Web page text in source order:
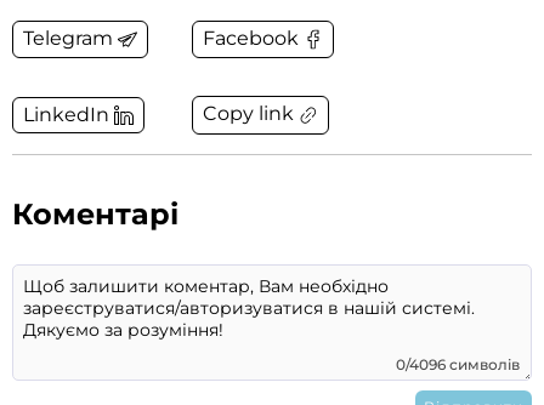
Telegram Facebook
LinkedIn Copy link
Коментарі
0/4096 символів